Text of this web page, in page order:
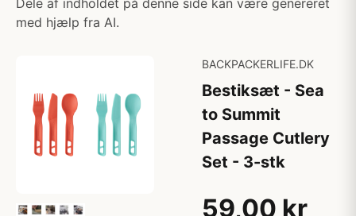
Dele af indholdet på denne side kan være genereret
med hjælp fra AI.
BACKPACKERLIFE.DK
Bestiksæt - Sea
to Summit
Passage Cutlery
Set - 3-stk
59,00 kr